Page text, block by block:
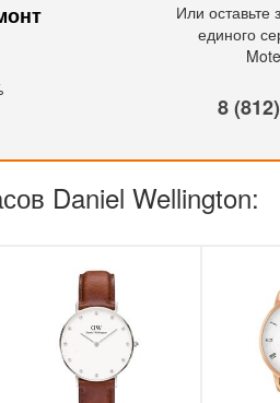
Или оставьте
единого
8
Daniel Wellington: